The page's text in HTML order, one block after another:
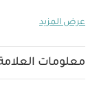
الانسكابات، كما
ويلكم تو ذا وورلد
عرض المزيد
معلومات العلامة